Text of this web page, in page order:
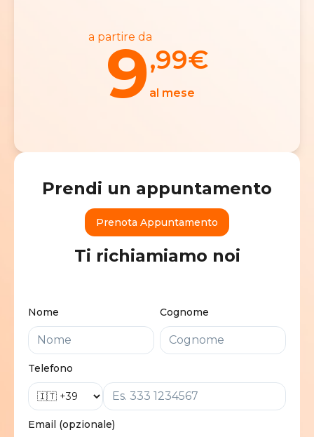
a partire da
9,99€
al mese
Prendi un appuntamento
Prenota Appuntamento
Ti richiamiamo noi
Nome Cognome
Telefono
Email (opzionale)